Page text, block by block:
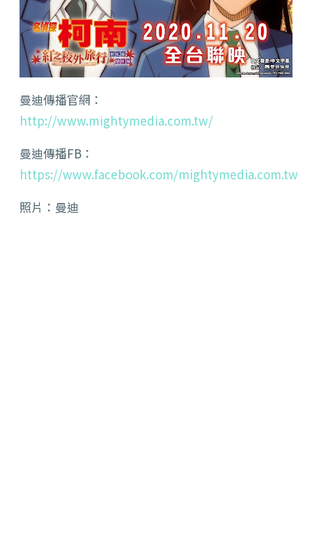
曼迪傳播官網：
http://www.mightymedia.com.tw/
曼迪傳播FB：
https://www.facebook.com/mightymedia.com.tw
照片：曼迪